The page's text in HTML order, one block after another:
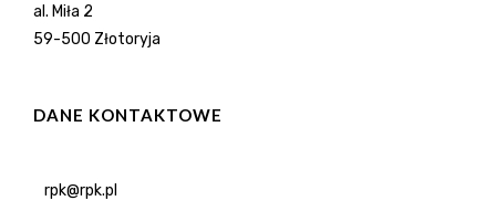
al. Miła 2
59-500 Złotoryja
DANE KONTAKTOWE
rpk@rpk.pl